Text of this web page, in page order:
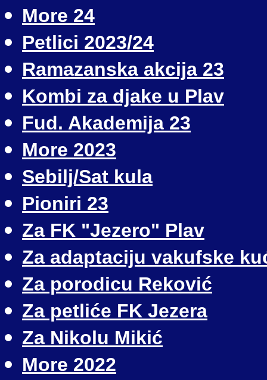
More 24
Petlici 2023/24
Ramazanska akcija 23
Kombi za djake u Plav
Fud. Akademija 23
More 2023
Sebilj/Sat kula
Pioniri 23
Za FK "Jezero" Plav
Za adaptaciju vakufske
Za porodicu Reković
Za petliće FK Jezera
Za Nikolu Mikić
More 2022